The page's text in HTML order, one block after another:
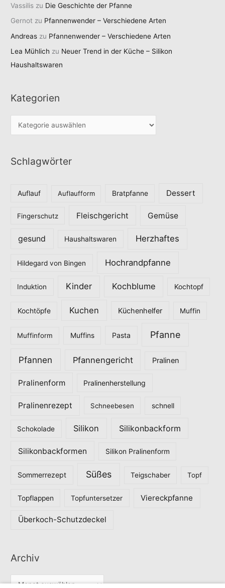
Vassilis zu Die Geschichte der Pfanne
Gernot zu Pfannenwender – Verschiedene Arten
Andreas zu Pfannenwender – Verschiedene Arten
Lea Mühlich zu Neuer Trend in der Küche – Silikon
Haushaltswaren
Kategorien
a
e
Schlagwörter
Auflauf Auflaufform Bratpfanne Dessert
Fingerschutz Fleischgericht Gemüse
gesund Haushaltswaren Herzhaftes
Hildegard von Bingen Hochrandpfanne
Induktion Kinder Kochblume Kochtopf
Kochtöpfe Kuchen Küchenhelfer Muffin
Muffinform Muffins Pasta Pfanne
Pfannen Pfannengericht Pralinen
Pralinenform Pralinenherstellung
Pralinenrezept Schneebesen schnell
Schokolade Silikon Silikonbackform
Silikonbackformen Silikon Pralinenform
Sommerrezept Süßes Teigschaber Topf
Topflappen Topfuntersetzer Viereckpfanne
Überkoch-Schutzdeckel
Archiv